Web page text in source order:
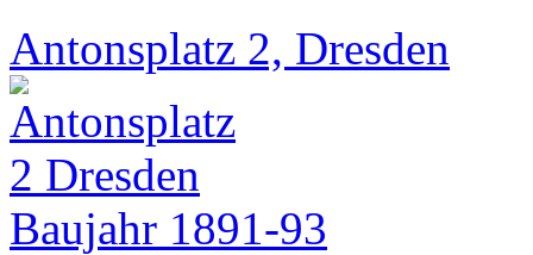
Antonsplatz 2, Dresden
Baujahr 1891-93